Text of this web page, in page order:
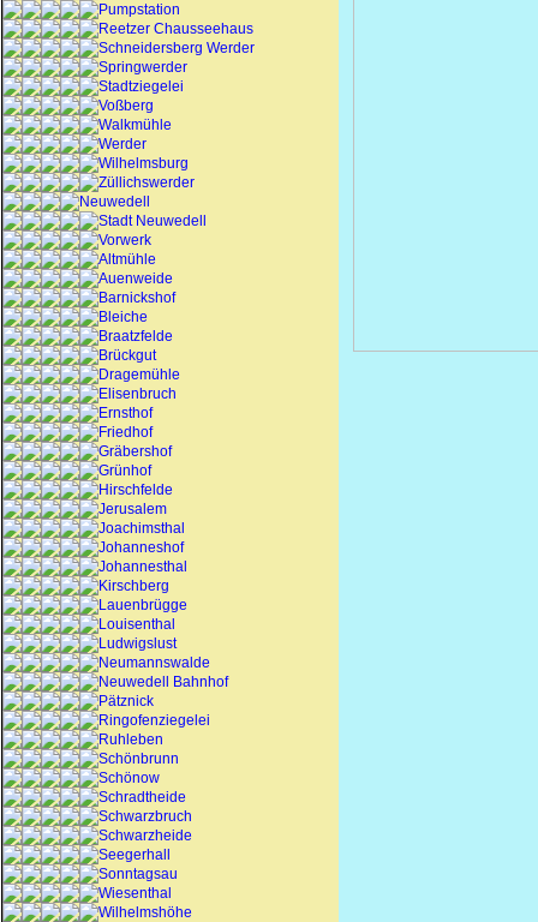
Pumpstation
Reetzer Chausseehaus
Schneidersberg Werder
Springwerder
Stadtziegelei
Voßberg
Walkmühle
Werder
Wilhelmsburg
Züllichswerder
Neuwedell
Stadt Neuwedell
Vorwerk
Altmühle
Auenweide
Barnickshof
Bleiche
Braatzfelde
Brückgut
Dragemühle
Elisenbruch
Ernsthof
Friedhof
Gräbershof
Grünhof
Hirschfelde
Jerusalem
Joachimsthal
Johanneshof
Johannesthal
Kirschberg
Lauenbrügge
Louisenthal
Ludwigslust
Neumannswalde
Neuwedell Bahnhof
Pätznick
Ringofenziegelei
Ruhleben
Schönbrunn
Schönow
Schradtheide
Schwarzbruch
Schwarzheide
Seegerhall
Sonntagsau
Wiesenthal
Wilhelmshöhe